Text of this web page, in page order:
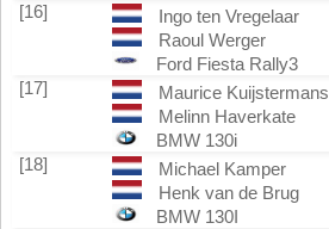
[16]
Ingo ten Vregelaar
Raoul Werger
Ford Fiesta Rally3
[17]
Maurice Kuijstermans
Melinn Haverkate
BMW 130i
[18]
Michael Kamper
Henk van de Brug
BMW 130I